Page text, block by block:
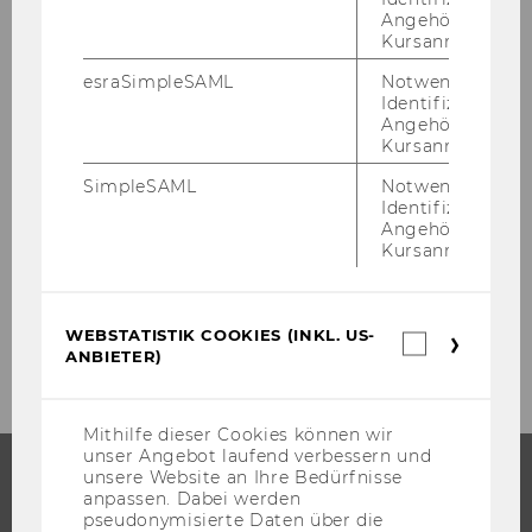
Exercise No. 27: Commitment & Invoice
Exercise No. 28: Internal Refurbishment
Request
Exercise No. 29: Renewable Energy in the
STUDIUM
Angehörige/r für
Kursanmeldung.
esraSimpleSAML
Notwendig zur
Identifizierung
Angehörige/r für
Kursanmeldung.
SimpleSAML
Notwendig zur
Identifizierung
Angehörige/r für
Kursanmeldung.
WEBSTATISTIK COOKIES (INKL. US-
ANBIETER)
Mithilfe dieser Cookies können wir
unser Angebot laufend verbessern und
unsere Website an Ihre Bedürfnisse
anpassen. Dabei werden
pseudonymisierte Daten über die